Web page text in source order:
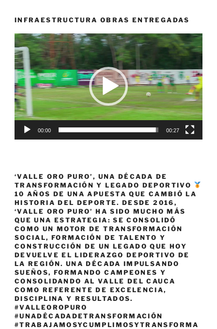
a
INFRAESTRUCTURA OBRAS ENTREGADAS
Reproductor
de
vídeo
00:00 00:27
‘VALLE ORO PURO’, UNA DÉCADA DE
TRANSFORMACIÓN Y LEGADO DEPORTIVO
10 AÑOS DE UNA APUESTA QUE CAMBIÓ LA
HISTORIA DEL DEPORTE. DESDE 2016,
‘VALLE ORO PURO’ HA SIDO MUCHO MÁS
QUE UNA ESTRATEGIA: SE CONSOLIDÓ
COMO UN MOTOR DE TRANSFORMACIÓN
SOCIAL, FORMACIÓN DE TALENTO Y
CONSTRUCCIÓN DE UN LEGADO QUE HOY
DEVUELVE EL LIDERAZGO DEPORTIVO DE
LA REGIÓN. UNA DÉCADA IMPULSANDO
SUEÑOS, FORMANDO CAMPEONES Y
CONSOLIDANDO AL VALLE DEL CAUCA
COMO REFERENTE DE EXCELENCIA,
DISCIPLINA Y RESULTADOS.
#VALLEOROPURO
#UNADÉCADADETRANSFORMACIÓN
#TRABAJAMOSYCUMPLIMOSYTRANSFORMA